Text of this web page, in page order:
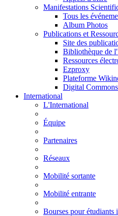
Manifestations
Tous les
Album Photos
Publications et
Site des
Bibliothèque de
Ressources
Ezproxy
Plateforme
Digital
International
L'International
Équipe
Partenaires
Réseaux
Mobilité sortante
Mobilité entrante
Bourses pour étudiants